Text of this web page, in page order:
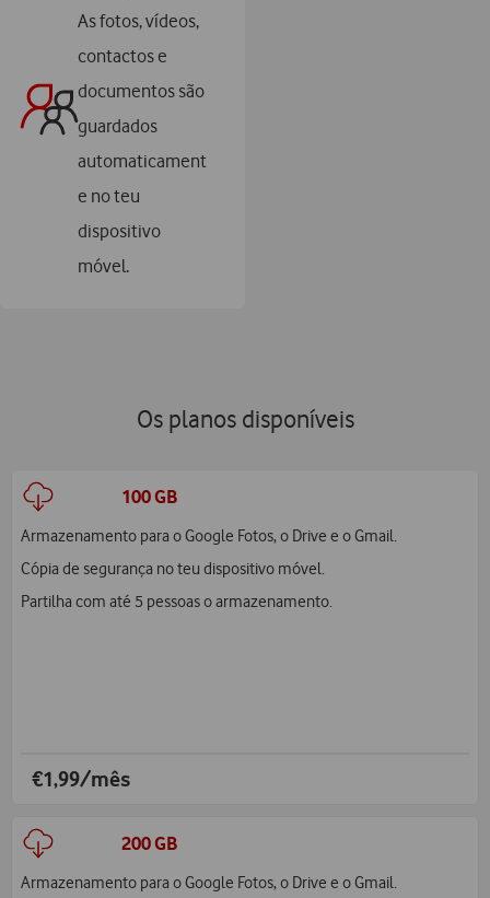
As fotos, vídeos,
contactos e
documentos são
guardados
automaticament
e no teu
dispositivo
móvel.
Os planos disponíveis
100 GB
Armazenamento para o Google Fotos, o Drive e o Gmail.
Cópia de segurança no teu dispositivo móvel.
Partilha com até 5 pessoas o armazenamento.
€1,99/mês
200 GB
Armazenamento para o Google Fotos, o Drive e o Gmail.